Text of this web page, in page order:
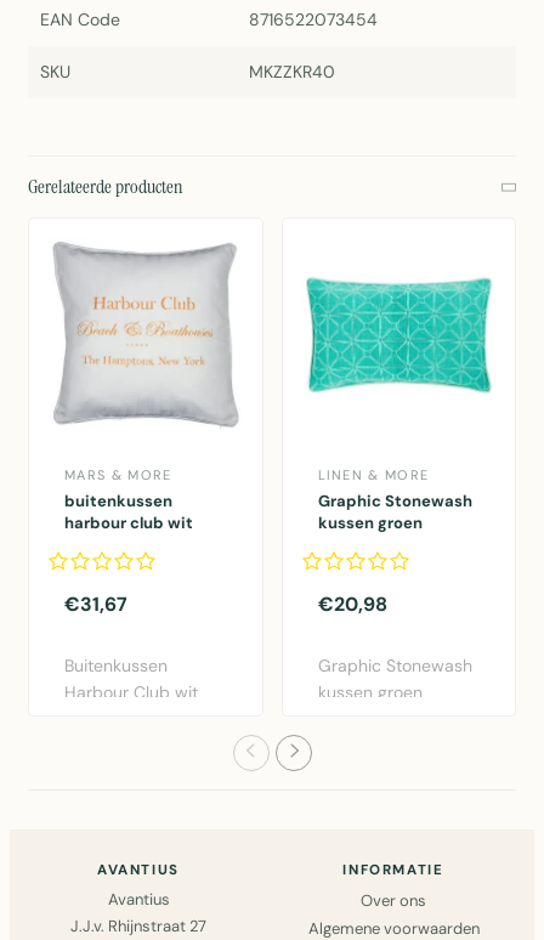
EAN Code 8716522073454
SKU MKZZKR40
Gerelateerde producten
MARS & MORE
buitenkussen
harbour club wit
€31,67
Buitenkussen
Harbour Club wit
LINEN & MORE
Graphic Stonewash
kussen groen
€20,98
Graphic Stonewash
kussen groen
AVANTIUS
Avantius
J.J.v. Rhijnstraat 27
INFORMATIE
Over ons
Algemene voorwaarden